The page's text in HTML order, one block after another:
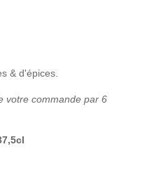
& d'épices.
votre commande par 6